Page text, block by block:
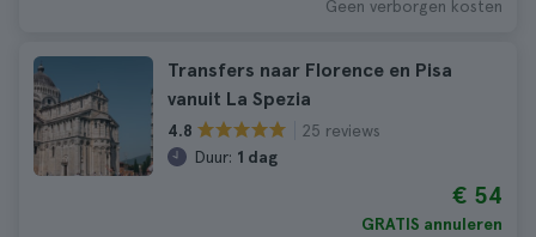
Geen verborgen kosten
Transfers naar Florence en Pisa
vanuit La Spezia
4.8
25 reviews
Duur: 1 dag
€ 54
GRATIS annuleren